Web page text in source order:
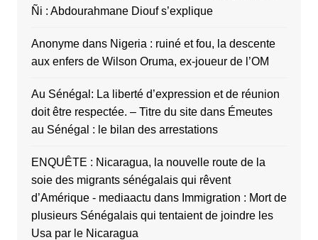
Ñi : Abdourahmane Diouf s’explique
Anonymedans Nigeria : ruiné et fou, la descente
aux enfers de Wilson Oruma, ex-joueur de l’OM
Au Sénégal: La liberté d’expression et de réunion
doit être respectée. – Titre du sitedans Émeutes
au Sénégal : le bilan des arrestations
ENQUÊTE : Nicaragua, la nouvelle route de la
soie des migrants sénégalais qui rêvent
d’Amérique - mediaactu dans Immigration : Mort de
plusieurs Sénégalais qui tentaient de joindre les
Usa par le Nicaragua